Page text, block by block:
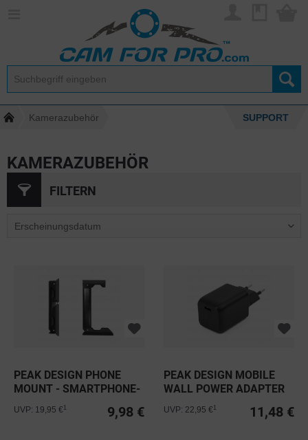
Kamerazubehör SUPPORT
KAMERAZUBEHÖR
FILTERN
PEAK DESIGN PHONE
MOUNT - SMARTPHONE-
HALTERUNG...
9,98 €
UVP: 19,95 €
PEAK DESIGN MOBILE
WALL POWER ADAPTER
11,48 €
UVP: 22,95 €